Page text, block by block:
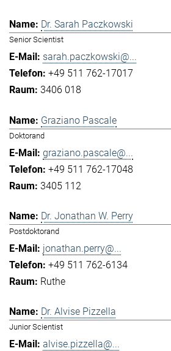
Dr. Sarah Paczkowski
Senior Scientist
sarah.paczkowski@...
+49 511 762-17017
3406 018
Graziano Pascale
Doktorand
graziano.pascale@...
+49 511 762-17048
3405 112
Dr. Jonathan W. Perry
Postdoktorand
jonathan.perry@...
+49 511 762-6134
Ruthe
Dr. Alvise Pizzella
Junior Scientist
alvise.pizzella@...